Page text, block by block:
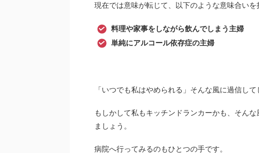
現在では意味が転じて、以下のような意味合いを
料理や家事をしながら飲んでしまう主婦
単純にアルコール依存症の主婦
「いつでも私はやめられる」そんな風に過信し
もしかして私もキッチンドランカーかも、そん
ましょう。
病院へ行ってみるのもひとつの手です。